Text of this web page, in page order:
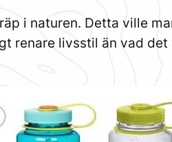
i naturen. Detta ville
renare livsstil än vad